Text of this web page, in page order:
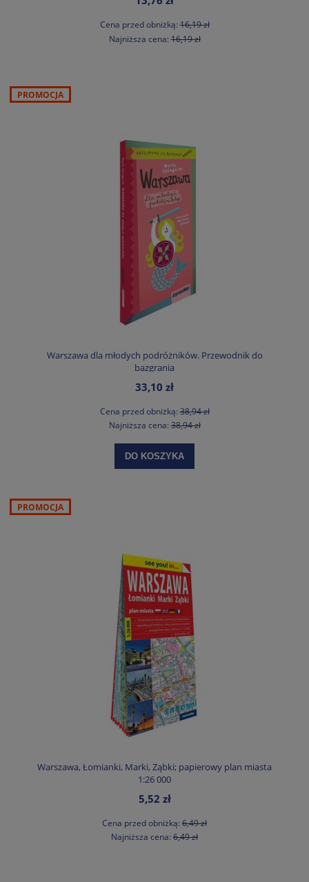
Cena przed obniżką:16,19 zł
Najniższa cena:16,19 zł
Warszawa dla młodych podróżników. Przewodnik do
bazgrania
33,10 zł
Cena przed obniżką:38,94 zł
Najniższa cena:38,94 zł
DO KOSZYKA
PROMOCJA
Warszawa, Łomianki, Marki, Ząbki; papierowy plan miasta
1:26 000
5,52 zł
Cena przed obniżką: 6,49 zł
Najniższa cena: 6,49 zł
PROMOCJA